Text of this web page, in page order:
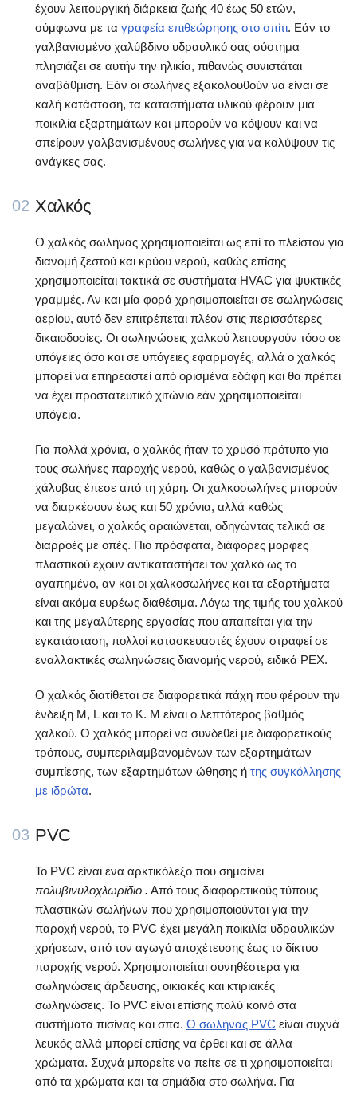
έχουν λειτουργική διάρκεια ζωής 40 έως 50 ετών,
σύμφωνα με τα γραφεία επιθεώρησης στο σπίτι. Εάν το
γαλβανισμένο χαλύβδινο υδραυλικό σας σύστημα
πλησιάζει σε αυτήν την ηλικία, πιθανώς συνιστάται
αναβάθμιση. Εάν οι σωλήνες εξακολουθούν να είναι σε
καλή κατάσταση, τα καταστήματα υλικού φέρουν μια
ποικιλία εξαρτημάτων και μπορούν να κόψουν και να
σπείρουν γαλβανισμένους σωλήνες για να καλύψουν τις
ανάγκες σας.
02 Χαλκός
Ο χαλκός σωλήνας χρησιμοποιείται ως επί το πλείστον για
διανομή ζεστού και κρύου νερού, καθώς επίσης
χρησιμοποιείται τακτικά σε συστήματα HVAC για ψυκτικές
γραμμές. Αν και μία φορά χρησιμοποιείται σε σωληνώσεις
αερίου, αυτό δεν επιτρέπεται πλέον στις περισσότερες
δικαιοδοσίες. Οι σωληνώσεις χαλκού λειτουργούν τόσο σε
υπόγειες όσο και σε υπόγειες εφαρμογές, αλλά ο χαλκός
μπορεί να επηρεαστεί από ορισμένα εδάφη και θα πρέπει
να έχει προστατευτικό χιτώνιο εάν χρησιμοποιείται
υπόγεια.
Για πολλά χρόνια, ο χαλκός ήταν το χρυσό πρότυπο για
τους σωλήνες παροχής νερού, καθώς ο γαλβανισμένος
χάλυβας έπεσε από τη χάρη. Οι χαλκοσωλήνες μπορούν
να διαρκέσουν έως και 50 χρόνια, αλλά καθώς
μεγαλώνει, ο χαλκός αραιώνεται, οδηγώντας τελικά σε
διαρροές με οπές. Πιο πρόσφατα, διάφορες μορφές
πλαστικού έχουν αντικαταστήσει τον χαλκό ως το
αγαπημένο, αν και οι χαλκοσωλήνες και τα εξαρτήματα
είναι ακόμα ευρέως διαθέσιμα. Λόγω της τιμής του χαλκού
και της μεγαλύτερης εργασίας που απαιτείται για την
εγκατάσταση, πολλοί κατασκευαστές έχουν στραφεί σε
εναλλακτικές σωληνώσεις διανομής νερού, ειδικά PEX.
Ο χαλκός διατίθεται σε διαφορετικά πάχη που φέρουν την
ένδειξη M, L και το K. M είναι ο λεπτότερος βαθμός
χαλκού. Ο χαλκός μπορεί να συνδεθεί με διαφορετικούς
τρόπους, συμπεριλαμβανομένων των εξαρτημάτων
συμπίεσης, των εξαρτημάτων ώθησης ή της συγκόλλησης
με ιδρώτα.
03 PVC
Το PVC είναι ένα αρκτικόλεξο που σημαίνει
πολυβινυλοχλωρίδιο . Από τους διαφορετικούς τύπους
πλαστικών σωλήνων που χρησιμοποιούνται για την
παροχή νερού, το PVC έχει μεγάλη ποικιλία υδραυλικών
χρήσεων, από τον αγωγό αποχέτευσης έως το δίκτυο
παροχής νερού. Χρησιμοποιείται συνηθέστερα για
σωληνώσεις άρδευσης, οικιακές και κτιριακές
σωληνώσεις. Το PVC είναι επίσης πολύ κοινό στα
συστήματα πισίνας και σπα. Ο σωλήνας PVC είναι συχνά
λευκός αλλά μπορεί επίσης να έρθει και σε άλλα
χρώματα. Συχνά μπορείτε να πείτε σε τι χρησιμοποιείται
από τα χρώματα και τα σημάδια στο σωλήνα. Για